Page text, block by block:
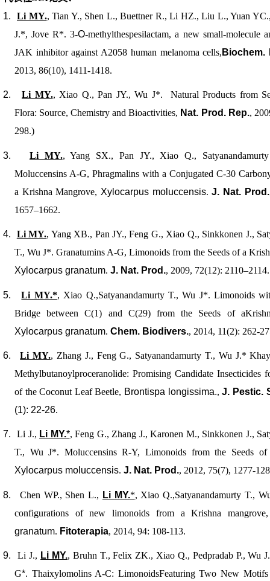
1.
Li MY., Tian Y., Shen L., Buettner R., Li HZ., Liu L., Yuan
J.*, Jove R*. 3-O-methylthespesilactam, a new small-molecule
JAK inhibitor against A2058 human melanoma cells, Biochem.
2013, 86(10), 1411-1418.
2. Li MY., Xiao Q., Pan JY., Wu J*. Natural Products from
Flora: Source, Chemistry and Bioactivities, Nat. Prod. Rep.,
298.)
3. Li MY., Yang SX., Pan JY., Xiao Q.,
Moluccensins A-G, Phragmalins with a Conjugated C-30
a Krishna Mangrove, Xylocarpus moluccensis. J. Nat. Prod.
1657–1662.
4. Li MY., Yang XB., Pan JY., Feng G., Xiao Q., Sinkkonen J.,
T., Wu J*. Granatumins A-G, Limonoids from the Seeds of a
Xylocarpus granatum. J. Nat. Prod., 2009, 72(12): 2110–2114.
5. Li MY.*, Xiao Q.,Satyanandamurty T., Wu J*. Limonoids
Bridge between C(1) and C(29) from the Seeds of
Xylocarpus granatum. Chem. Biodivers., 2014, 11(2): 262-
6. Li MY., Zhang J., Feng G., Satyanandamurty T., Wu J.*
Methylbutanoylproceranolide: Promising Candidate Insecticides
of the Coconut Leaf Beetle, Brontispa longissima.,J. Pestic.
(1): 22-26.
7. Li J., Li MY.*, Feng G., Zhang J., Karonen M., Sinkkonen J.,
T., Wu J*. Moluccensins R-Y, Limonoids from the Seeds of
Xylocarpus moluccensis. J. Nat. Prod., 2012, 75(7), 1277-
8. Chen WP., Shen L., Li MY.*, Xiao Q.,Satyanandamurty T.,
configurations of new limonoids from a Krishna
granatum. Fitoterapia, 2014, 94: 108-113.
9. Li J., Li MY., Bruhn T., Felix ZK., Xiao Q., Pedpradab P., Wu
G*. Thaixylomolins A-C: LimonoidsFeaturing Two New